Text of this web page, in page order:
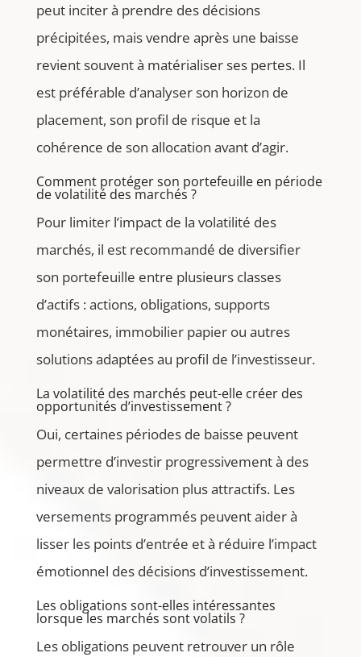
peut inciter à prendre des décisions
précipitées, mais vendre après une baisse
revient souvent à matérialiser ses pertes. Il
est préférable d’analyser son horizon de
placement, son profil de risque et la
cohérence de son allocation avant d’agir.
Comment protéger son portefeuille en période
de volatilité des marchés ?
Pour limiter l’impact de la volatilité des
marchés, il est recommandé de diversifier
son portefeuille entre plusieurs classes
d’actifs : actions, obligations, supports
monétaires, immobilier papier ou autres
solutions adaptées au profil de l’investisseur.
La volatilité des marchés peut-elle créer des
opportunités d’investissement ?
Oui, certaines périodes de baisse peuvent
permettre d’investir progressivement à des
niveaux de valorisation plus attractifs. Les
versements programmés peuvent aider à
lisser les points d’entrée et à réduire l’impact
émotionnel des décisions d’investissement.
Les obligations sont-elles intéressantes
lorsque les marchés sont volatils ?
Les obligations peuvent retrouver un rôle